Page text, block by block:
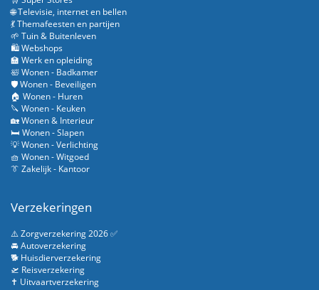
🌐 Televisie, internet en bellen
💃 Themafeesten en partijen
🌱 Tuin & Buitenleven
🛍️ Webshops
🏫 Werk en opleiding
🛀 Wonen - Badkamer
🛡️ Wonen - Beveiligen
🏠 Wonen - Huren
🔪 Wonen - Keuken
🏡 Wonen & Interieur
🛏️ Wonen - Slapen
💡 Wonen - Verlichting
🧺 Wonen - Witgoed
👔 Zakelijk - Kantoor
Verzekeringen
⚠️ Zorgverzekering 2026 ✅
🚘 Autoverzekering
🐕 Huisdierverzekering
🛫 Reisverzekering
✝️ Uitvaartverzekering